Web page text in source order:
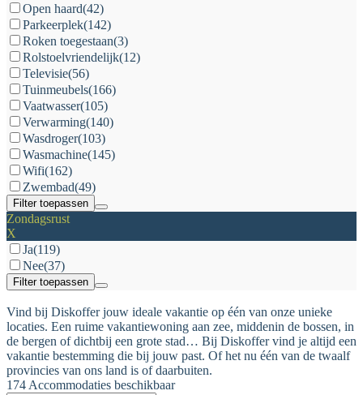
Open haard(42)
Parkeerplek(142)
Roken toegestaan(3)
Rolstoelvriendelijk(12)
Televisie(56)
Tuinmeubels(166)
Vaatwasser(105)
Verwarming(140)
Wasdroger(103)
Wasmachine(145)
Wifi(162)
Zwembad(49)
Filter toepassen
Zondagsrust
X
Ja(119)
Nee(37)
Filter toepassen
Vind bij Diskoffer jouw ideale vakantie op één van onze unieke
locaties. Een ruime vakantiewoning aan zee, middenin de bossen, in
de bergen of dichtbij een grote stad… Bij Diskoffer vind je altijd een
vakantie bestemming die bij jouw past. Of het nu één van de twaalf
provincies van ons land is of daarbuiten.
174 Accommodaties beschikbaar